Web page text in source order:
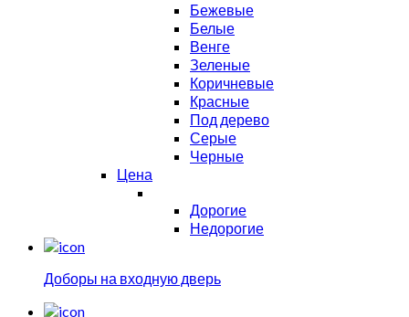
Бежевые
Белые
Венге
Зеленые
Коричневые
Красные
Под дерево
Серые
Черные
Цена
Дорогие
Недорогие
Доборы на входную дверь